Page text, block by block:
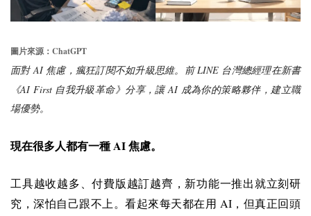
圖片來源： ChatGPT
面對 AI 焦慮，瘋狂訂閱不如升級思維。前 LINE 台灣總經理在新書
《AI First自我升級革命》分享，讓AI成為你的策略夥伴，建立職
場優勢。
現在很多人都有一種 AI 焦慮。
工具越收越多、付費版越訂越齊，新功能一推出就立刻研
究，深怕自己跟不上。看起來每天都在用 AI，但真正回頭